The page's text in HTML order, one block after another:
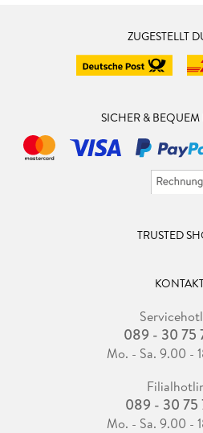
ZUGESTELLT
SICHER &
TRUSTED
089 - 30 75
Mo. - Sa. 9.00 -
089 - 30 75
Mo. - Sa. 9.00 -